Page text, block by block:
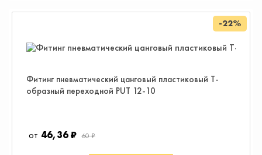
Фитинг пневматический цанговый пластиковый T-
образный переходной PUT 12-10
-22%
46,36 ₽ 60 ₽